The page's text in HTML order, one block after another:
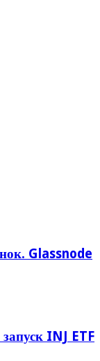
Glassnode
запуск INJ ETF